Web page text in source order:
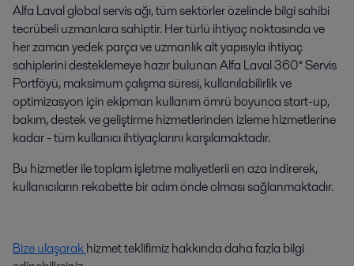
Alfa Laval global servis ağı, tüm sektörler özelinde bilgi sahibi
tecrübeli uzmanlara sahiptir. Her türlü ihtiyaç noktasında ve
her zaman yedek parça ve uzmanlık alt yapısıyla ihtiyaç
sahiplerini desteklemeye hazır bulunan Alfa Laval 360° Servis
Portföyü, maksimum çalışma süresi, kullanılabilirlik ve
optimizasyon için ekipman kullanım ömrü boyunca start-up,
bakım, destek ve geliştirme hizmetlerinden izleme hizmetlerine
kadar - tüm kullanıcı ihtiyaçlarını karşılamaktadır.
Bu hizmetler ile toplam işletme maliyetlerii en aza indirerek,
kullanıcıların rekabette bir adım önde olması sağlanmaktadır.
Bize ulaşarakhizmet teklifimiz hakkında daha fazla bilgi